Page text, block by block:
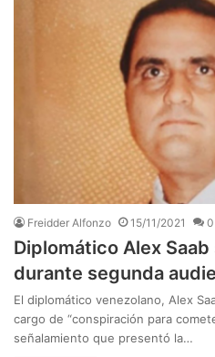
Freidder Alfonzo 15/11/2021 0
Diplomático Alex
durante segunda
El diplomático venezolano, Alex
cargo de “conspiración para
señalamiento que presentó la…